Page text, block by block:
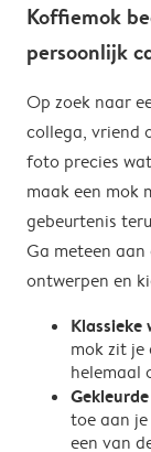
Koffiemok
persoonlijk
Op zoek naar
collega, vriend
foto precies
maak een mok
gebeurtenis
Ga meteen
ontwerpen en
Klassieke
mok zit je
helemaal
toe aan
een van